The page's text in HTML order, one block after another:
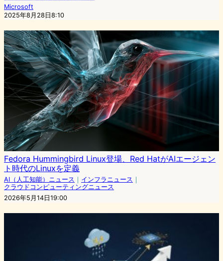
Microsoft
2025年8月28日8:10
Fedora Hummingbird Linux登場、Red HatがAIエージェン
ト時代のLinuxを定義
AI（人工知能）ニュース ｜ インフラニュース ｜
クラウドコンピューティングニュース
2026年5月14日19:00